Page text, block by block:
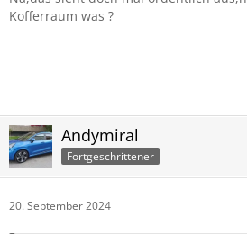
20240920_121223.jpg
Kofferraum was ?
Andymiral
Fortgeschrittener
20. September 2024